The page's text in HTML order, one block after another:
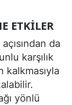
ETKILER
da
karşılık
yönlü